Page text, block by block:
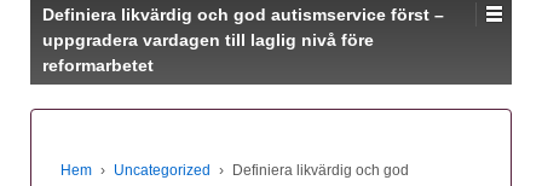
Definiera likvärdig och god autismservice först –
uppgradera vardagen till laglig nivå före
reformarbetet
Hem › Uncategorized ›
Definiera likvärdig och god